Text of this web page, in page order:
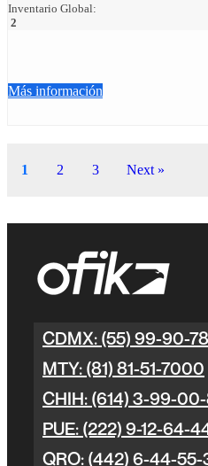
Inventario Global:
2
Más información
1 2 3 Next »
CDMX: (55) 99-90-
MTY: (81) 81-51-7000
CHIH: (614) 3-99-
PUE: (222) 9-12-64-
QRO: (442) 6-44-55-